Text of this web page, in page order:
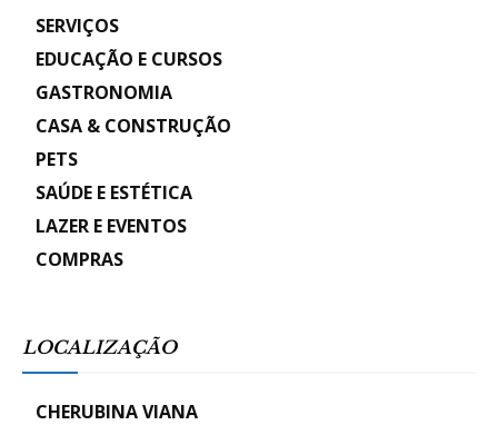
SERVIÇOS
EDUCAÇÃO E CURSOS
GASTRONOMIA
CASA & CONSTRUÇÃO
PETS
SAÚDE E ESTÉTICA
LAZER E EVENTOS
COMPRAS
LOCALIZAÇÃO
CHERUBINA VIANA